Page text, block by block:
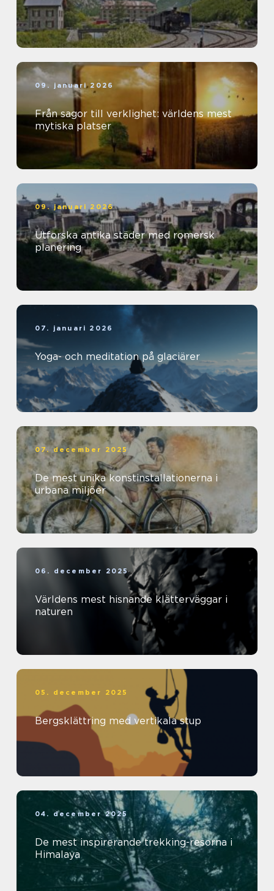
09. januari 2026
Från sagor till verklighet: världens mest
mytiska platser
09. januari 2026
Utforska antika städer med romersk
planering
07. januari 2026
Yoga- och meditation på glaciärer
07. december 2025
De mest unika konstinstallationerna i
urbana miljöer
06. december 2025
Världens mest hisnande klätterväggar i
naturen
05. december 2025
Bergsklättring med vertikala stup
04. december 2025
De mest inspirerande trekking-resorna i
Himalaya